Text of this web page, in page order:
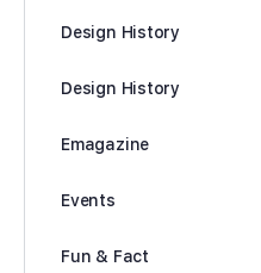
Design History
Design History
Emagazine
Events
Fun & Fact